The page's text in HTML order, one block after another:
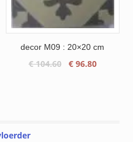
decor M09 : 20×20 cm
€104.60
Oorspronkelijke
€ 96.80Huidige